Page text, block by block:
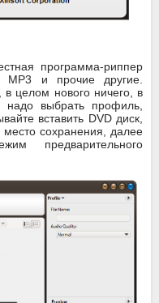
программа-риппер
и прочие другие.
целом нового ничего, в
надо выбрать профиль,
вставить DVD диск,
место сохранения, далее
предварительного